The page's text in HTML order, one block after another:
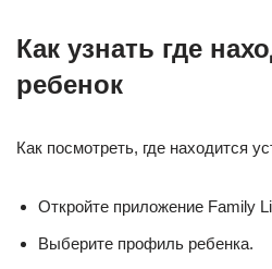
Как узнать где
ребенок
Как посмотреть, где находится
Откройте приложение Family
Выберите профиль ребенка.